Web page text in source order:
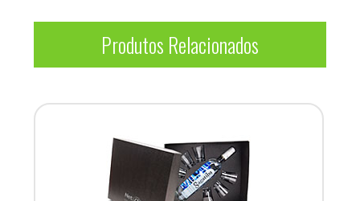
Produtos Relacionados